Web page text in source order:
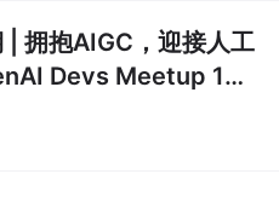
拥抱AIGC，迎接人工
Devs Meetup 1st